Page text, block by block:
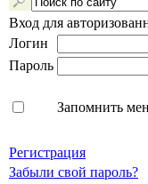
Вход для
Логин
Пароль
Запомнить
Регистрация
Забыли свой пароль?